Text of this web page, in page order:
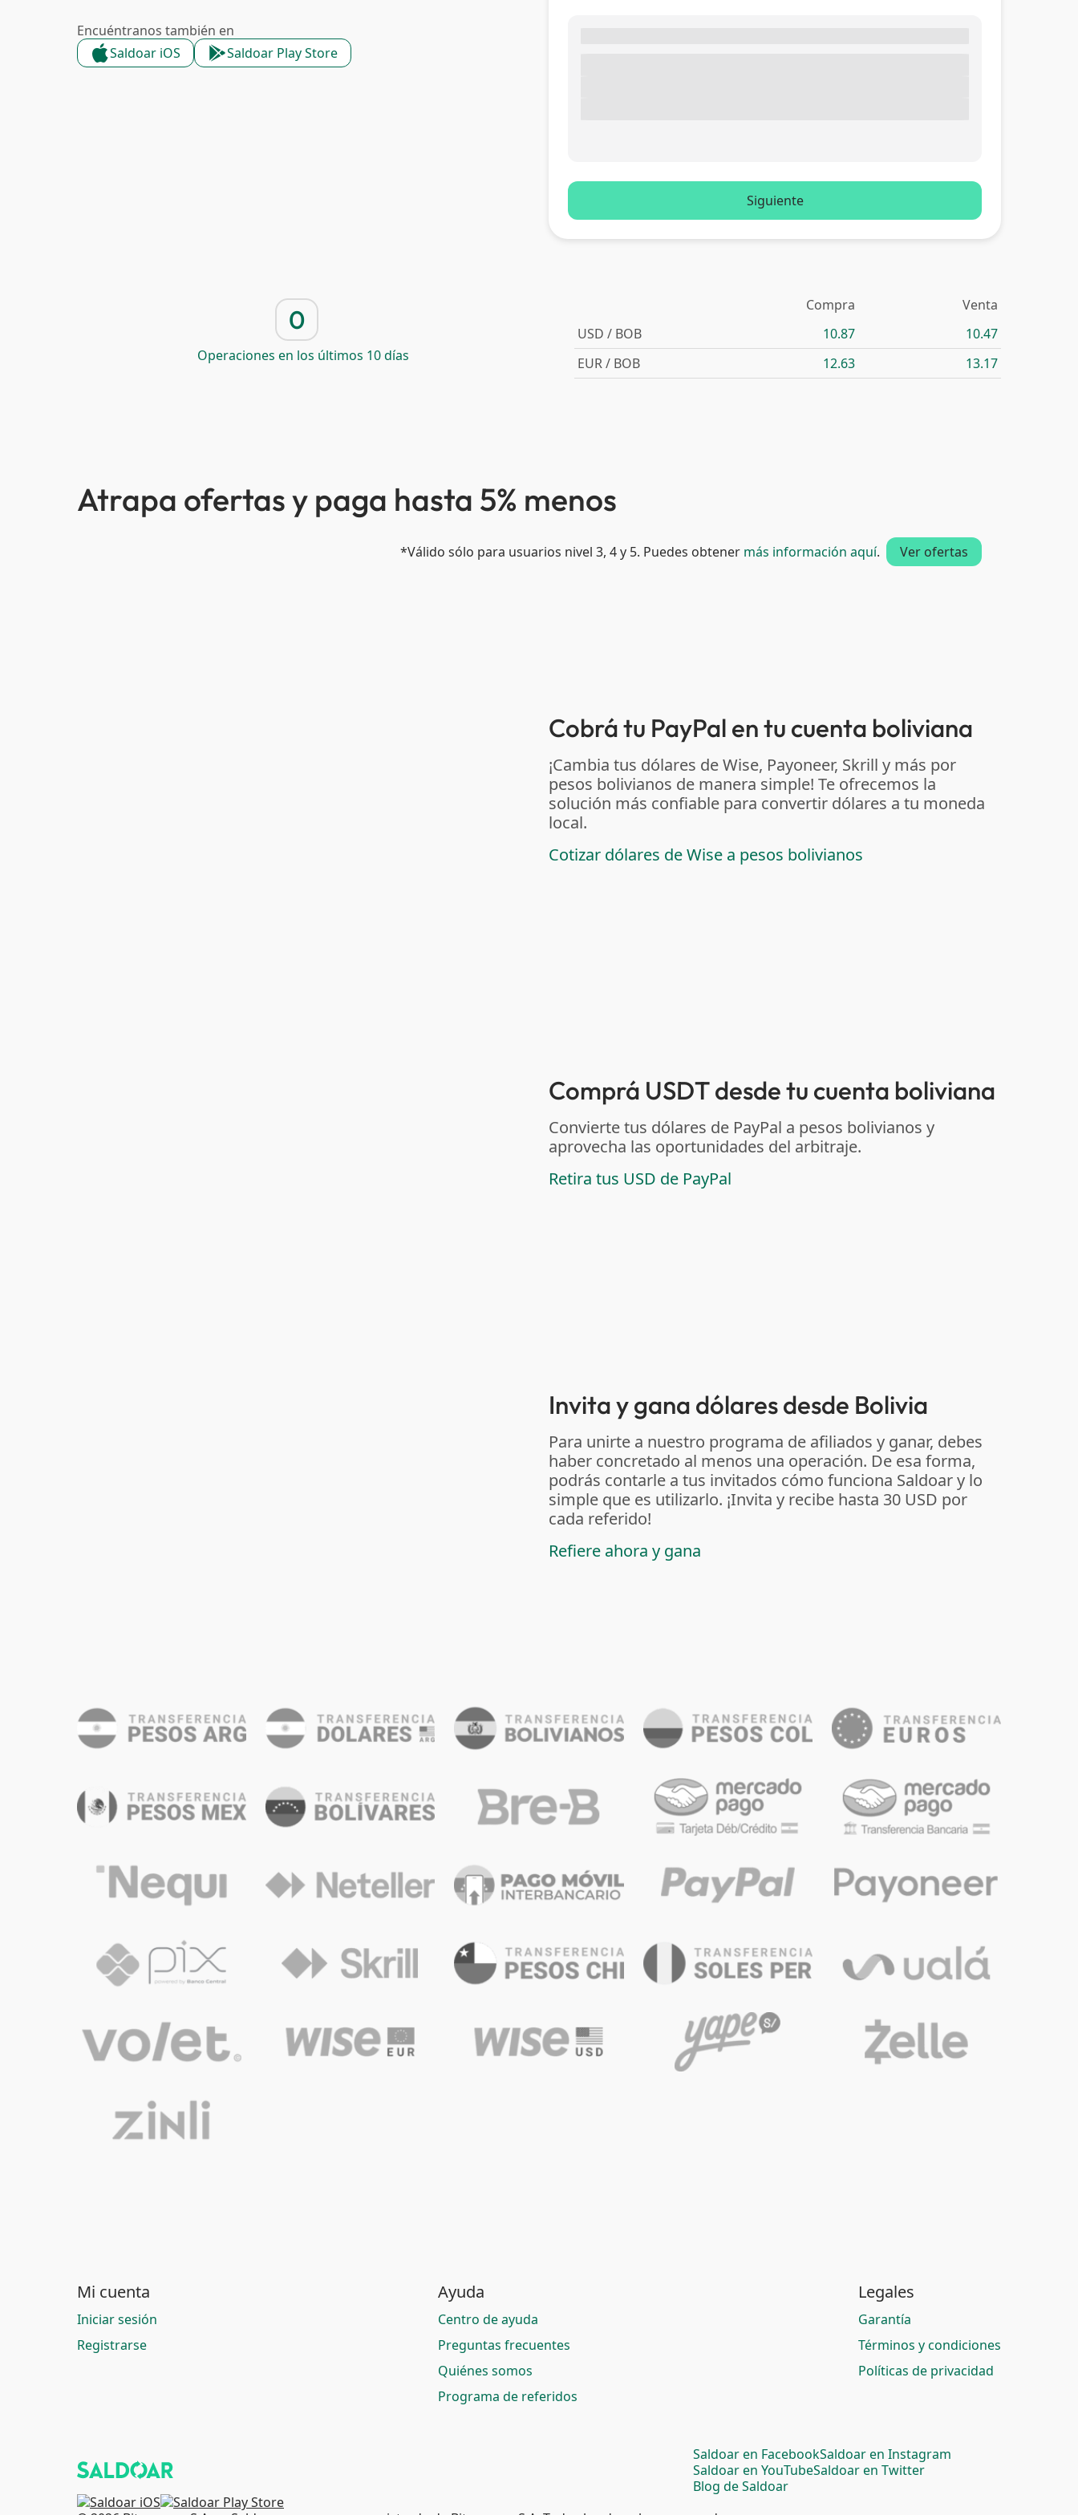
Encuéntranos también en
Saldoar iOS
Saldoar Play Store
Siguiente
0
Operaciones en los últimos 10 días
Compra
Venta
USD / BOB
10.87
10.47
EUR / BOB
12.63 13.17
Atrapa ofertas y paga hasta 5% menos
*Válido sólo para usuarios nivel 3, 4 y 5. Puedes obtener más información aquí. Ver ofertas
Cobrá tu PayPal en tu cuenta boliviana
¡Cambia tus dólares de Wise, Payoneer, Skrill y más por
pesos bolivianos de manera simple! Te ofrecemos la
solución más confiable para convertir dólares a tu moneda
local.
Cotizar dólares de Wise a pesos bolivianos
Comprá USDT desde tu cuenta boliviana
Convierte tus dólares de PayPal a pesos bolivianos y
aprovecha las oportunidades del arbitraje.
Retira tus USD de PayPal
Invita y gana dólares desde Bolivia
Para unirte a nuestro programa de afiliados y ganar, debes
haber concretado al menos una operación. De esa forma,
podrás contarle a tus invitados cómo funciona Saldoar y lo
simple que es utilizarlo. ¡Invita y recibe hasta 30 USD por
cada referido!
Refiere ahora y gana
Mi cuenta
Iniciar sesión
Registrarse
Ayuda
Centro de ayuda
Preguntas frecuentes
Quiénes somos
Programa de referidos
Legales
Garantía
Términos y condiciones
Políticas de privacidad
Saldoar en FacebookSaldoar en Instagram
Saldoar en YouTubeSaldoar en Twitter
Blog de Saldoar